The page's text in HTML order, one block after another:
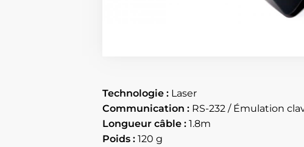
Technologie : Laser
Communication : RS-232 / Émulation
Longueur câble : 1.8m
Poids : 120 g